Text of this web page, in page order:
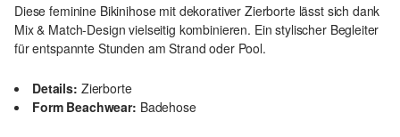
Diese feminine Bikinihose mit dekorativer Zierborte lässt sich dank
Mix & Match-Design vielseitig kombinieren. Ein stylischer Begleiter
für entspannte Stunden am Strand oder Pool.
Details: Zierborte
Form Beachwear: Badehose